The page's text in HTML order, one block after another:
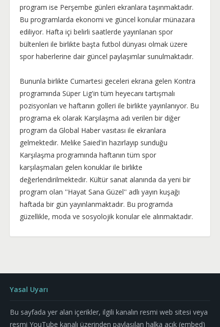
program ise Perşembe günleri ekranlara taşınmaktadır.
Bu programlarda ekonomi ve güncel konular münazara
ediliyor. Hafta içi belirli saatlerde yayınlanan spor
bültenleri ile birlikte başta futbol dünyası olmak üzere
spor haberlerine dair güncel paylaşımlar sunulmaktadır.
Bununla birlikte Cumartesi geceleri ekrana gelen Kontra
programında Süper Lig'in tüm heyecanı tartışmalı
pozisyonları ve haftanın golleri ile birlikte yayınlanıyor. Bu
programa ek olarak Karşılaşma adı verilen bir diğer
program da Global Haber vasıtası ile ekranlara
gelmektedir. Melike Saied'in hazırlayıp sunduğu
Karşılaşma programında haftanın tüm spor
karşılaşmaları gelen konuklar ile birlikte
değerlendirilmektedir. Kültür sanat alanında da yeni bir
program olan ''Hayat Sana Güzel'' adlı yayın kuşağı
haftada bir gün yayınlanmaktadır. Bu programda
güzellikle, moda ve sosyolojik konular ele alınmaktadır.
Yasal Uyarı
Bu sayfada yer alan içerikler, ilgili kanalın resmi web sitesi veya
resmi YouTube kanalı üzerinden paylaşılan halka açık (embed)